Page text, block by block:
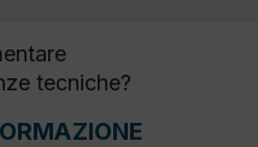
tecniche?